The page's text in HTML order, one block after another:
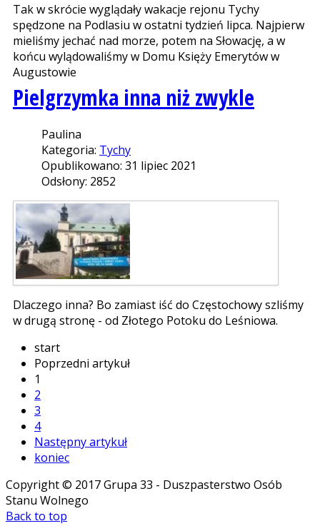
Tak w skrócie wyglądały wakacje rejonu Tychy
spędzone na Podlasiu w ostatni tydzień lipca. Najpierw
mieliśmy jechać nad morze, potem na Słowację, a w
końcu wylądowaliśmy w Domu Księży Emerytów w
Augustowie
Pielgrzymka inna niż zwykle
Paulina
Kategoria: Tychy
Opublikowano: 31 lipiec 2021
Odsłony: 2852
Dlaczego inna? Bo zamiast iść do Częstochowy szliśmy
w drugą stronę - od Złotego Potoku do Leśniowa.
start
Poprzedni artykuł
1
2
3
4
Następny artykuł
koniec
Copyright © 2017 Grupa 33 - Duszpasterstwo Osób
Stanu Wolnego
Back to top